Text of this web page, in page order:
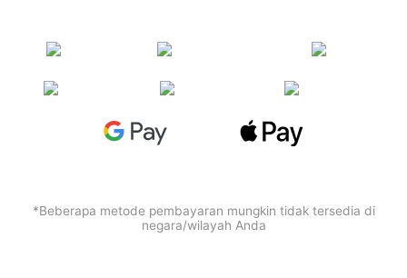
*Beberapa metode pembayaran mungkin tidak tersedia di
negara/wilayah Anda